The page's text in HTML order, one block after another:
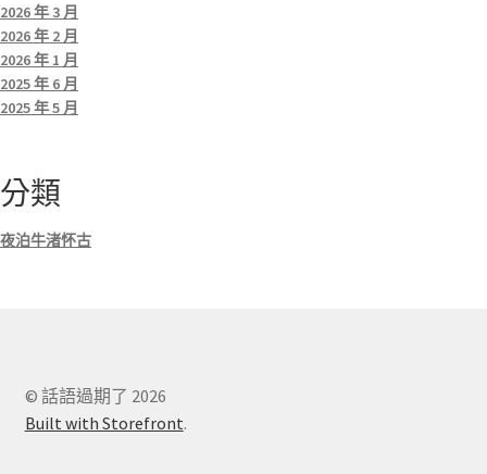
2026 年 3 月
2026 年 2 月
2026 年 1 月
2025 年 6 月
2025 年 5 月
分類
夜泊牛渚怀古
© 話語過期了 2026
Built with Storefront.